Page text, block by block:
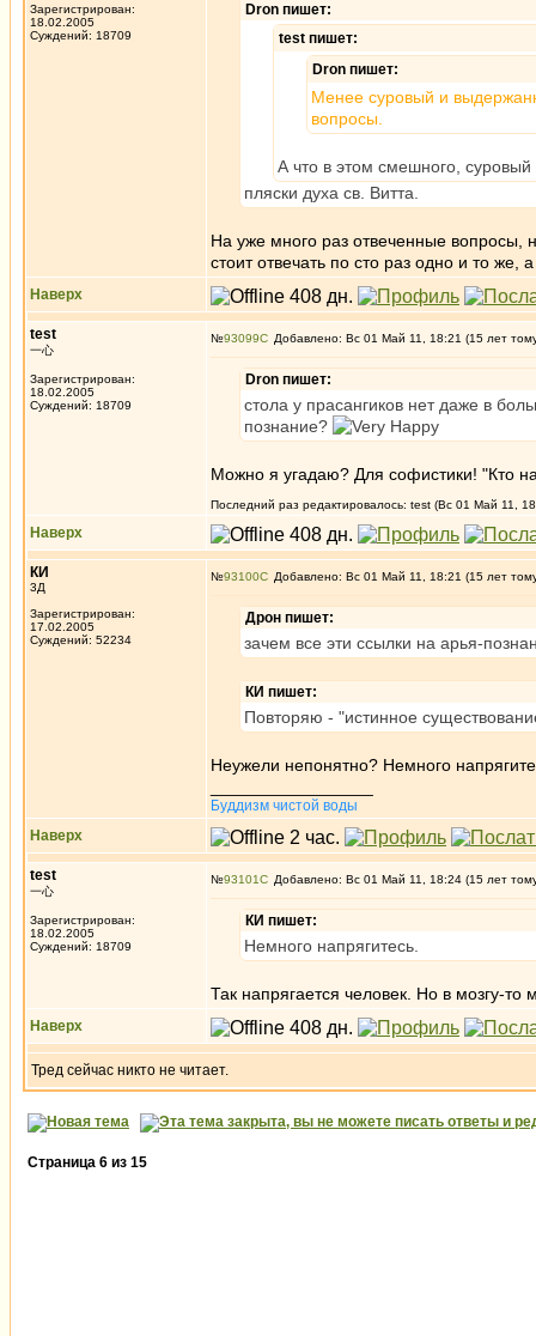
Зарегистрирован:
18.02.2005
Суждений: 18709
Dron пишет:
test пишет:
Dron пишет:
Менее суровый и
вопросы.
А что в этом смешного, суровый
пляски духа св. Витта.
На уже много раз отвеченные вопросы,
стоит отвечать по сто раз одно и то
Наверх
test
一心
Зарегистрирован:
18.02.2005
Суждений: 18709
№93099 Добавлено: Вс 01 Май 11, 18:21 (15 лет
Dron пишет:
стола у прасангиков нет даже в
познание?
Можно я угадаю? Для софистики! "Кто
Последний раз редактировалось: test (Вс 01 Май 11,
Наверх
КИ
3Д
Зарегистрирован:
17.02.2005
Суждений: 52234
№93100 Добавлено: Вс 01 Май 11, 18:21 (15 лет
Дрон пишет:
зачем все эти ссылки на арья-
КИ пишет:
Повторяю - "истинное
Неужели непонятно? Немного
Буддизм чистой воды
Наверх
test
一心
Зарегистрирован:
18.02.2005
Суждений: 18709
№93101 Добавлено: Вс 01 Май 11, 18:24 (15 лет
КИ пишет:
Немного напрягитесь.
Так напрягается человек. Но в мозгу-то
Наверх
Тред сейчас никто не читает.
Страница 6 из 15